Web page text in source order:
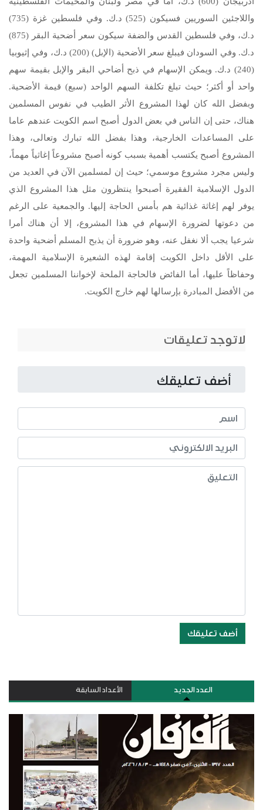
واللاجئين السوريين فسيكون (525) د.ك. وفي فلسطين غزة (735)
د.ك، وفي فلسطين القدس والضفة سيكون سعر أضحية البقر (875)
د.ك. وفي السودان فيبلغ سعر الأضحية (الإبل) (200) د.ك، وفي إثيوبيا
(240) د.ك. ويمكن الإسهام في ذبح أضاحي البقر والإبل بقيمة سهم
واحد أو أكثر؛ حيث تبلغ تكلفة السهم الواحد (سبع) قيمة الأضحية.
وبفضل الله كان لهذا المشروع الأثر الطيب في نفوس المسلمين
هناك، حتى إن الناس في بعض الدول أصبح اسم الكويت عندهم عاما
على المساعدات الخارجية، وهذا بفضل الله تبارك وتعالى، وهذا
المشروع أصبح يكتسب أهمية بسبب كونه أصبح مشروعاً إغاثياً مهماً،
وليس مجرد مشروع موسمي؛ حيث إن لمسلمين الآن في العديد من
الدول الإسلامية الفقيرة أصبحوا ينتظرون مثل هذا المشروع الذي
يوفر لهم إغاثة غذائية هم بأمس الحاجة إليها. والجمعية على الرغم
من دعوتها لضرورة الإسهام في هذا المشروع، إلا أن هناك أمرا
شرعيا يجب ألا نغفل عنه، وهو ضرورة أن يذبح المسلم أضحية واحدة
على الأقل داخل الكويت إقامة لهذه الشعيرة الإسلامية المهمة،
وحفاظاً عليها، أما الفائض فالحاجة الملحة لإخواننا المسلمين تجعل
من الأفضل المبادرة بإرسالها لهم خارج الكويت.
لاتوجد تعليقات
أضف تعليقك
أضف تعليقك
العدد الجديد الأعداد السابقة